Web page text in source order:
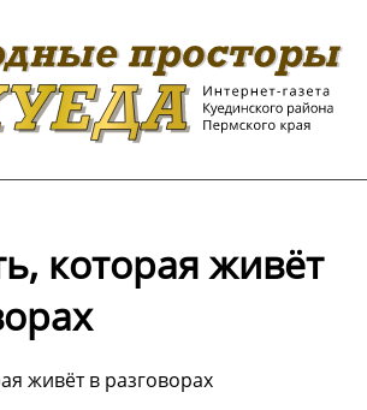
которая живёт
живёт в разговорах